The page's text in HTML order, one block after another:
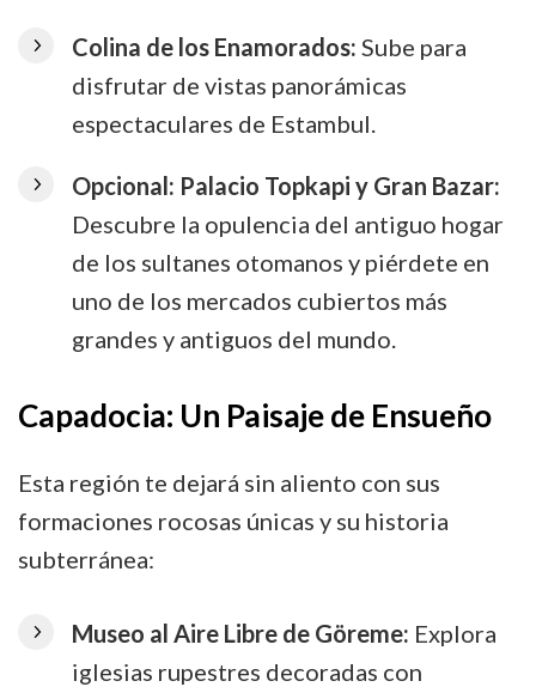
Colina de los Enamorados: Sube para
disfrutar de vistas panorámicas
espectaculares de Estambul.
Opcional: Palacio Topkapi y Gran Bazar:
Descubre la opulencia del antiguo hogar
de los sultanes otomanos y piérdete en
uno de los mercados cubiertos más
grandes y antiguos del mundo.
Capadocia: Un Paisaje de Ensueño
Esta región te dejará sin aliento con sus
formaciones rocosas únicas y su historia
subterránea:
Museo al Aire Libre de Göreme: Explora
iglesias rupestres decoradas con